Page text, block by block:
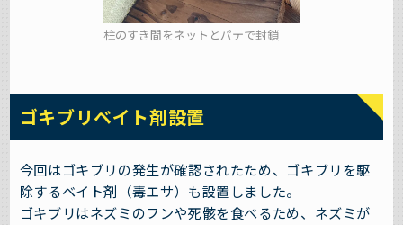
柱のすき間をネットとパテで封鎖
ゴキブリベイト剤設置
今回はゴキブリの発生が確認されたため、ゴキブリを駆
除するベイト剤（毒エサ）も設置しました。
ゴキブリはネズミのフンや死骸を食べるため、ネズミが